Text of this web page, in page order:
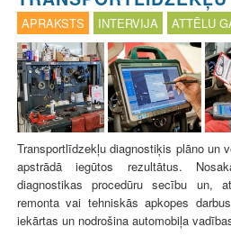
j
u
p
a
s
a
u
l
e
APRAKSTS INTERVIJA ATTĒLU
Transportlīdzekļu diagnostiķis plāno un
apstrādā iegūtos rezultātus.
diagnostikas procedūru secību un,
remonta vai tehniskās apkopes
iekārtas un nodrošina automobiļa